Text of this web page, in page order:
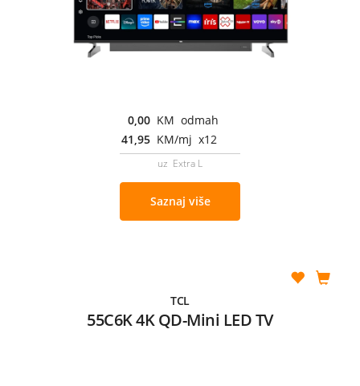
0,00 KM odmah
41,95 KM/mj x12
uz Extra L
Saznaj više
TCL
55C6K 4K QD-Mini LED TV